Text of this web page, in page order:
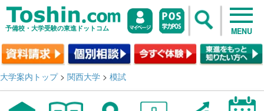
予備校・大学受験の東進ドットコム MENU
大学案内トップ> 関西大学 > 模試